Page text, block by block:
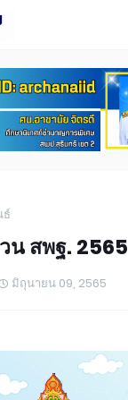
ธ์
น สพฐ. 2565
มิถุนายน 09, 2565